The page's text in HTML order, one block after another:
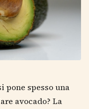
pone spesso una
avocado? La